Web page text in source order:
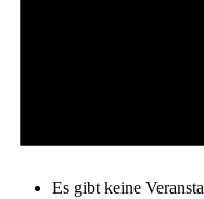
Es gibt keine